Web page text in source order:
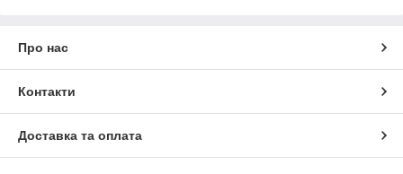
Про нас
Контакти
Доставка та оплата